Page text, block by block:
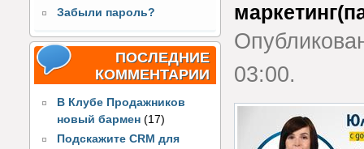
Забыли пароль?
ПОСЛЕДНИЕ
КОММЕНТАРИИ
В Клубе Продажников
новый бармен (17)
Подскажите CRM для
03:00.